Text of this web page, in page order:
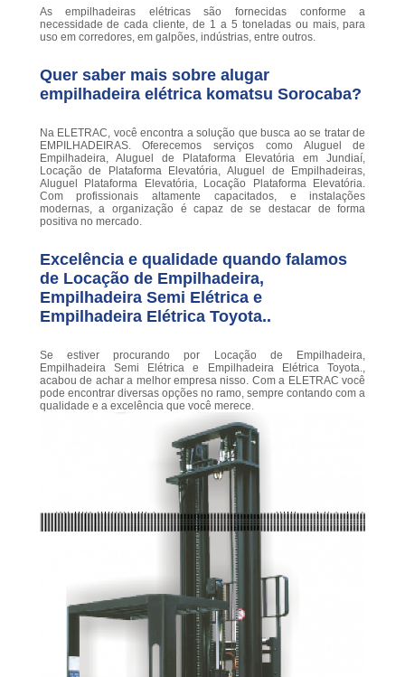
As empilhadeiras elétricas são fornecidas conforme a
necessidade de cada cliente, de 1 a 5 toneladas ou mais, para
uso em corredores, em galpões, indústrias, entre outros.
Quer saber mais sobre alugar
empilhadeira elétrica komatsu Sorocaba?
Na ELETRAC, você encontra a solução que busca ao se tratar de
EMPILHADEIRAS. Oferecemos serviços como Aluguel de
Empilhadeira, Aluguel de Plataforma Elevatória em Jundiaí,
Locação de Plataforma Elevatória, Aluguel de Empilhadeiras,
Aluguel Plataforma Elevatória, Locação Plataforma Elevatória.
Com profissionais altamente capacitados, e instalações
modernas, a organização é capaz de se destacar de forma
positiva no mercado.
Excelência e qualidade quando falamos
de Locação de Empilhadeira,
Empilhadeira Semi Elétrica e
Empilhadeira Elétrica Toyota..
Se estiver procurando por Locação de Empilhadeira,
Empilhadeira Semi Elétrica e Empilhadeira Elétrica Toyota.,
acabou de achar a melhor empresa nisso. Com a ELETRAC você
pode encontrar diversas opções no ramo, sempre contando com a
qualidade e a excelência que você merece.